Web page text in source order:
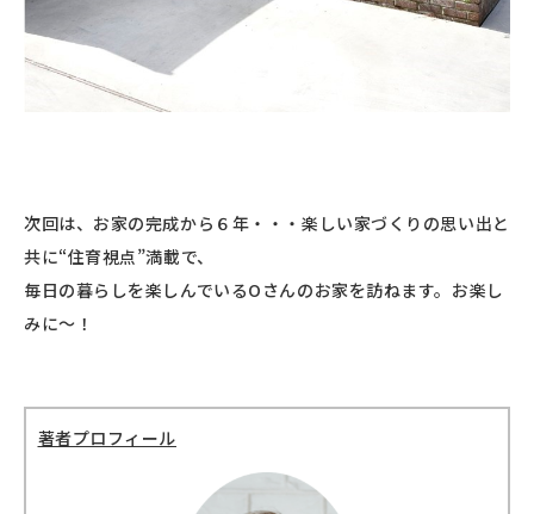
次回は、お家の完成から６年・・・楽しい家づくりの思い出と
共に“住育視点”満載で、
毎日の暮らしを楽しんでいるOさんのお家を訪ねます。お楽し
みに〜！
著者プロフィール